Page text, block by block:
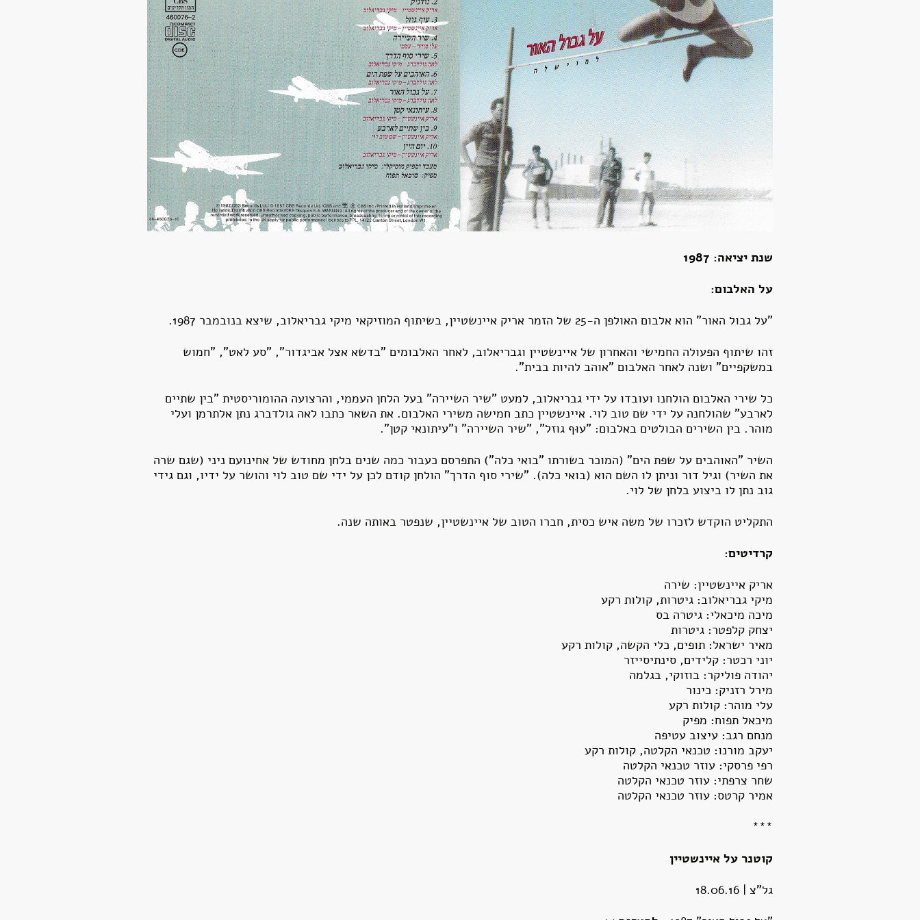
שנת יציאה: 1987
על האלבום:
"על גבול האור" הוא אלבום האולפן ה-25 של הזמר אריק איינשטיין, בשיתוף המוזיקאי מיקי גבריאלוב, שיצא בנובמבר 1987.
זהו שיתוף הפעולה החמישי והאחרון של איינשטיין וגבריאלוב, לאחר האלבומים "בדשא אצל אביגדור", "סע לאט", "חמוש
במשקפיים" ושנה לאחר האלבום "אוהב להיות בבית".
כל שירי האלבום הולחנו ועובדו על ידי גבריאלוב, למעט "שיר השיירה" בעל הלחן העממי, והרצועה ההומוריסטית "בין שתיים
לארבע" שהולחנה על ידי שם טוב לוי. איינשטיין כתב חמישה משירי האלבום. את השאר כתבו לאה גולדברג נתן אלתרמן ועלי
מוהר. בין השירים הבולטים באלבום: "עוּף גוזל", "שיר השיירה" ו"עיתונאי קטן".
השיר "האוהבים על שפת הים" (המוכר בשורתו "בואי כלה") התפרסם כעבור כמה שנים בלחן מחודש של אחינועם ניני (שגם שרה
את השיר) וגיל דור וניתן לו השם הוא (בואי כלה). "שירי סוף הדרך" הולחן קודם לכן על ידי שם טוב לוי והושר על ידיו, וגם גידי
גוב נתן לו ביצוע בלחן של לוי.
התקליט הוקדש לזכרו של משה איש כסית, חברו הטוב של איינשטיין, שנפטר באותה שנה.
קרדיטים:
אריק איינשטיין: שירה
מיקי גבריאלוב: גיטרות, קולות רקע
מיכה מיכאלי: גיטרה בס
יצחק קלפטר: גיטרות
מאיר ישראל: תופים, כלי הקשה, קולות רקע
יוני רכטר: קלידים, סינתיסייזר
יהודה פוליקר: בוזוקי, בגלמה
מירל רזניק: כינור
עלי מוהר: קולות רקע
מיכאל תפוח: מפיק
מנחם רגב: עיצוב עטיפה
יעקב מורנו: טכנאי הקלטה, קולות רקע
רפי פרסקי: עוזר טכנאי הקלטה
שחר צרפתי: עוזר טכנאי הקלטה
אמיר קרטס: עוזר טכנאי הקלטה
***
קוטנר על איינשטיין
גל"צ | 18.06.16